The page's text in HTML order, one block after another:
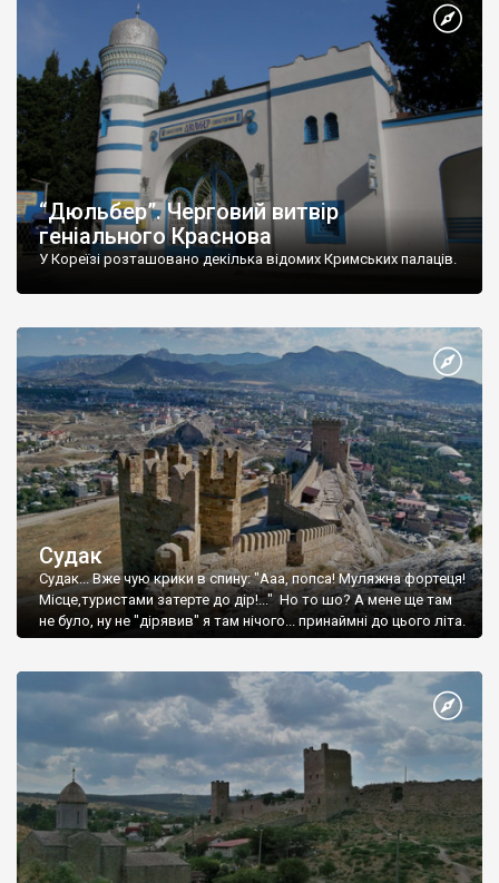
“Дюльбер”. Черговий витвір
геніального Краснова
У Кореїзі розташовано декілька відомих Кримських палаців.
Судак
Судак... Вже чую крики в спину: "Ааа, попса! Муляжна фортеця!
Місце,туристами затерте до дір!..." Но то шо? А мене ще там
не було, ну не "дірявив" я там нічого... принаймні до цього літа.